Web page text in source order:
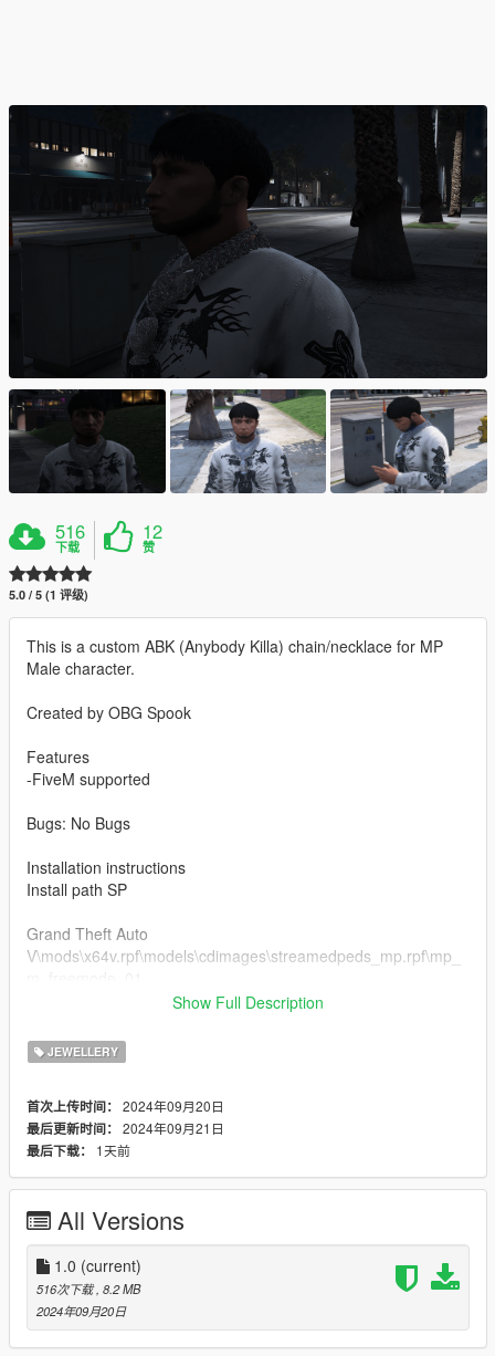
516
下载
12
赞
5.0 / 5 (1 评级)
This is a custom ABK (Anybody Killa) chain/necklace for MP
Male character.
Created by OBG Spook
Features
-FiveM supported
Bugs: No Bugs
Installation instructions
Install path SP
Grand Theft Auto
V\mods\x64v.rpf\models\cdimages\streamedpeds_mp.rpf\mp_
if you already have a model in slot used then rename
FiveM Installation
folder.
Join the discord for more discord only releases dropping soon.
discord.gg/2pcRBfzAam
Show Full Description
JEWELLERY
首次上传时间： 2024年09月20日
最后更新时间： 2024年09月21日
最后下载：
1天前
All Versions
1.0 (current)
516次下载 , 8.2 MB
2024年09月20日